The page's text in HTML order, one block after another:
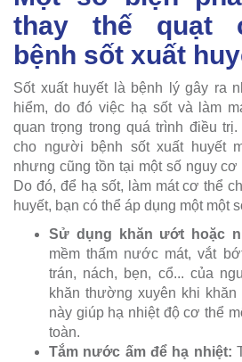
thay thế quạt
bệnh sốt xuất
Sốt xuất huyết là bệnh lý gây ra
hiểm, do đó việc hạ sốt và làm
quan trọng trong quá trình điều
cho người bệnh sốt xuất huyết
nhưng cũng tồn tại một số nguy
Do đó, để hạ sốt, làm mát cơ thể
huyết, bạn có thể áp dụng một một
Sử dụng khăn ướt hoặc
mềm thấm nước mát, vắt
trán, nách, bẹn, cổ... của
khăn thường xuyên khi
này giúp hạ nhiệt độ cơ thể
toàn.
Tắm nước ấm để hạ nhiệt: